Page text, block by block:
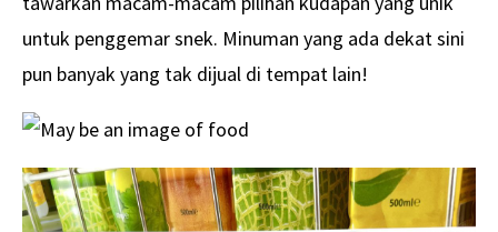
untuk penggemar snek. Minuman yang ada dekat sini
pun banyak yang tak dijual di tempat lain!